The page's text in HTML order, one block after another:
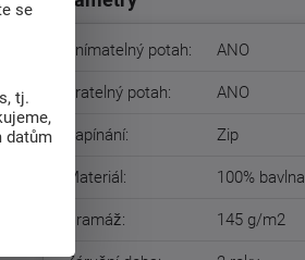
Snímatelný potah: ANO
Pratelný potah: ANO
Zapínání: Zip
Materiál: 100% bavlna
Gramáž: 145 g/m2
se
tj.
datům